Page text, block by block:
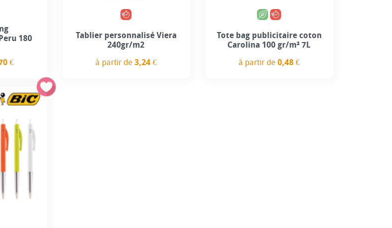
180
€
Tablier personnalisé Viera
240gr/m2
à partir de3,24 €
Tote bag publicitaire coton
Carolina 100 gr/m² 7L
à partir de0,48 €